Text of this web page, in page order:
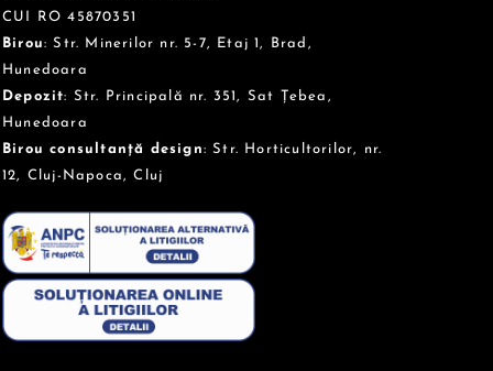
CUI RO 45870351
Birou: Str. Minerilor nr. 5-7, Etaj 1, Brad,
Hunedoara
Depozit: Str. Principală nr. 351, Sat Țebea,
Hunedoara
Birou consultanță design: Str. Horticultorilor, nr.
12, Cluj-Napoca, Cluj